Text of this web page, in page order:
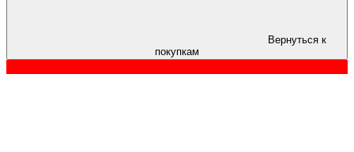
Вернуться к
покупкам